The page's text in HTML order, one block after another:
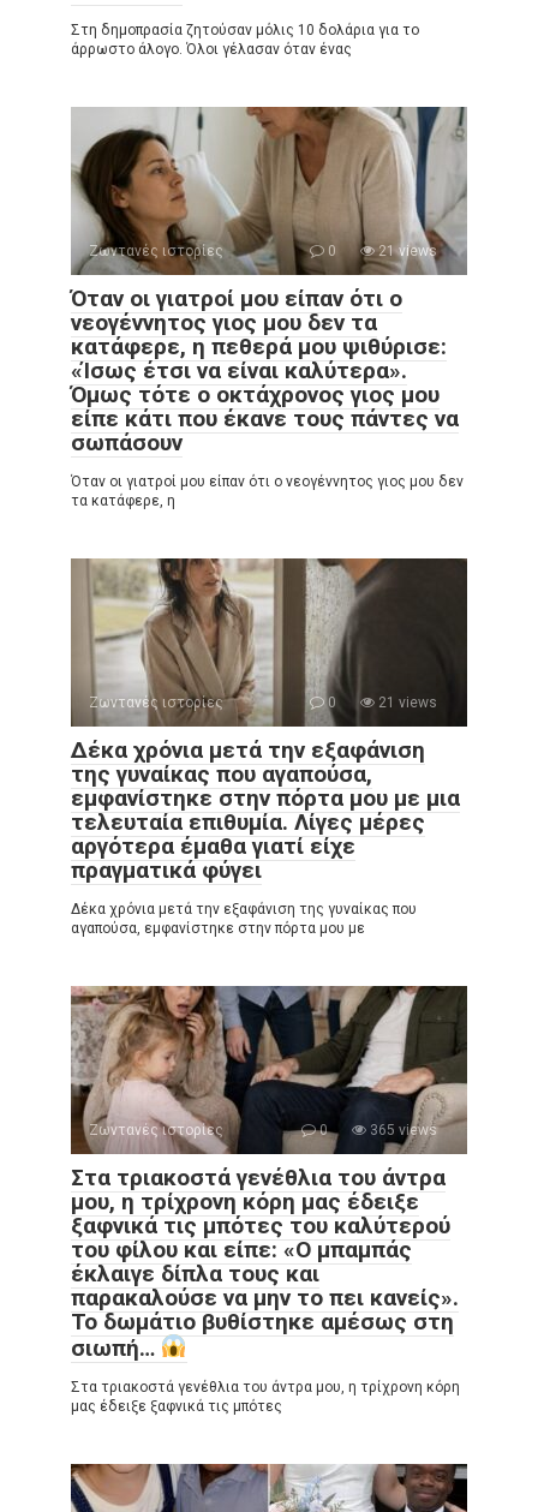
Στη δημοπρασία ζητούσαν μόλις 10 δολάρια για το
άρρωστο άλογο. Όλοι γέλασαν όταν ένας
Ζωντανές ιστορίες 0 21 views
Όταν οι γιατροί μου είπαν ότι ο
νεογέννητος γιος μου δεν τα
κατάφερε, η πεθερά μου ψιθύρισε:
«Ίσως έτσι να είναι καλύτερα».
Όμως τότε ο οκτάχρονος γιος μου
είπε κάτι που έκανε τους πάντες να
σωπάσουν
Όταν οι γιατροί μου είπαν ότι ο νεογέννητος γιος μου δεν
τα κατάφερε, η
Ζωντανές ιστορίες 0 21 views
Δέκα χρόνια μετά την εξαφάνιση
της γυναίκας που αγαπούσα,
εμφανίστηκε στην πόρτα μου με μια
τελευταία επιθυμία. Λίγες μέρες
αργότερα έμαθα γιατί είχε
πραγματικά φύγει
Δέκα χρόνια μετά την εξαφάνιση της γυναίκας που
αγαπούσα, εμφανίστηκε στην πόρτα μου με
Ζωντανές ιστορίες 0 365 views
Στα τριακοστά γενέθλια του άντρα
μου, η τρίχρονη κόρη μας έδειξε
ξαφνικά τις μπότες του καλύτερού
του φίλου και είπε: «Ο μπαμπάς
έκλαιγε δίπλα τους και
παρακαλούσε να μην το πει κανείς».
Το δωμάτιο βυθίστηκε αμέσως στη
σιωπή…
Στα τριακοστά γενέθλια του άντρα μου, η τρίχρονη κόρη
μας έδειξε ξαφνικά τις μπότες